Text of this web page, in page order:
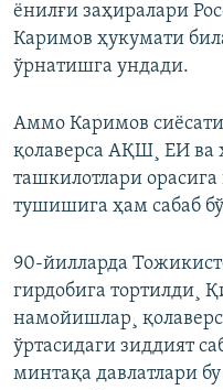
ëнилғи заҳиралари
Каримов ҳукумати
ўрнатишга ундади.
Аммо Каримов
қолаверса АҚШ¸ ЕИ ва
ташкилотлари
тушишига ҳам сабаб
90-йилларда
гирдобига тортилди¸
намойишлар¸
ўртасидаги зиддият
минтақа давлатлари